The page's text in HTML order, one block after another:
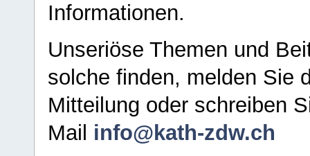
Informationen.
Unseriöse Themen und
solche finden, melden Sie
Mitteilung oder schreiben
Mail info@kath-zdw.ch